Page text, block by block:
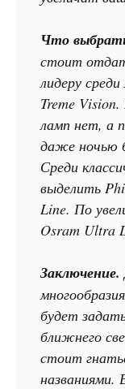
Что
стоит
лидеру
Treme
ламп нет, а
даже ночью
Среди
выделить
Line. По
Osram Ultra
Заключение.
будет
ближнего
стоит
названиями.